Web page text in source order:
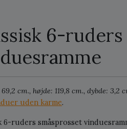
6-
cm., højde: 119,8 cm., dybde: 3,2
uden karme.
6-ruders småsprosset